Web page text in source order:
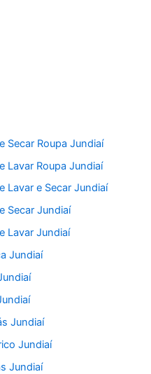
Secar Roupa Jundiaí
Lavar Roupa Jundiaí
Lavar e Secar Jundiaí
Secar Jundiaí
Lavar Jundiaí
Jundiaí
Jundiaí
Jundiaí
Jundiaí